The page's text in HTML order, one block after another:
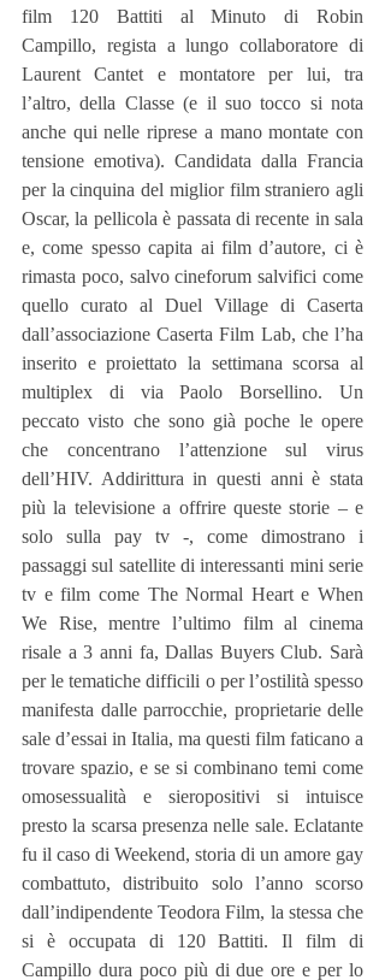
film 120 Battiti al Minuto di Robin
Campillo, regista a lungo collaboratore di
Laurent Cantet e montatore per lui, tra
l’altro, della Classe (e il suo tocco si nota
anche qui nelle riprese a mano montate con
tensione emotiva). Candidata dalla Francia
per la cinquina del miglior film straniero agli
Oscar, la pellicola è passata di recente in sala
e, come spesso capita ai film d’autore, ci è
rimasta poco, salvo cineforum salvifici come
quello curato al Duel Village di Caserta
dall’associazione Caserta Film Lab, che l’ha
inserito e proiettato la settimana scorsa al
multiplex di via Paolo Borsellino. Un
peccato visto che sono già poche le opere
che concentrano l’attenzione sul virus
dell’HIV. Addirittura in questi anni è stata
più la televisione a offrire queste storie – e
solo sulla pay tv -, come dimostrano i
passaggi sul satellite di interessanti mini serie
tv e film come The Normal Heart e When
We Rise, mentre l’ultimo film al cinema
risale a 3 anni fa, Dallas Buyers Club. Sarà
per le tematiche difficili o per l’ostilità spesso
manifesta dalle parrocchie, proprietarie delle
sale d’essai in Italia, ma questi film faticano a
trovare spazio, e se si combinano temi come
omosessualità e sieropositivi si intuisce
presto la scarsa presenza nelle sale. Eclatante
fu il caso di Weekend, storia di un amore gay
combattuto, distribuito solo l’anno scorso
dall’indipendente Teodora Film, la stessa che
si è occupata di 120 Battiti. Il film di
Campillo dura poco più di due ore e per lo